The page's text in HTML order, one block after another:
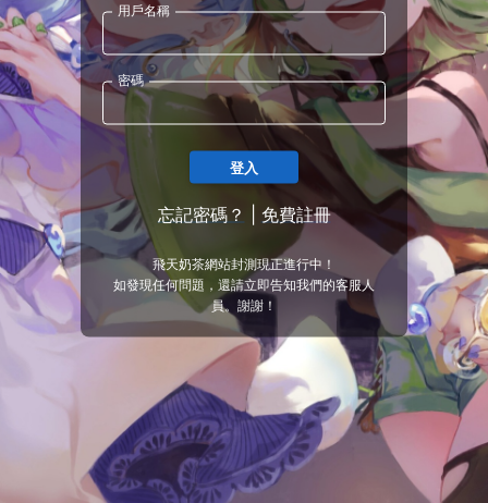
用戶名稱
密碼
登入
忘記密碼？ 免費註冊
飛天奶茶網站封測現正進行中！
如發現任何問題，還請立即告知我們的客服人
員。謝謝！